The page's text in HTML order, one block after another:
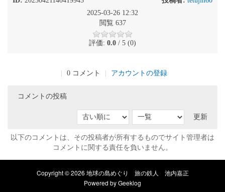
2025-03-26 12:32
閲覧 637
評価: 0.0 / 5 (0)
0 コメント アカウントの登録
コメントの投稿
更新
以下のコメントは、その投稿者が所有するものでサイト管理者は
コメントに関する責任を負いません。
Copyright © 2026 地球の島めぐり 旅の鉄人 池内嘉正
Powered byGeeklog